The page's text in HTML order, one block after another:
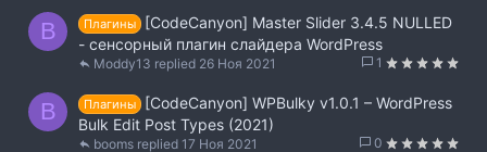
B Плагины
[CodeCanyon] Master Slider 3.4.5 NULLED
- сенсорный плагин слайдера WordPress
1
26 Ноя 2021
Moddy13
B Плагины
[CodeCanyon] WPBulky v1.0.1 – WordPress
Bulk Edit Post Types (2021)
0
17 Ноя 2021
booms